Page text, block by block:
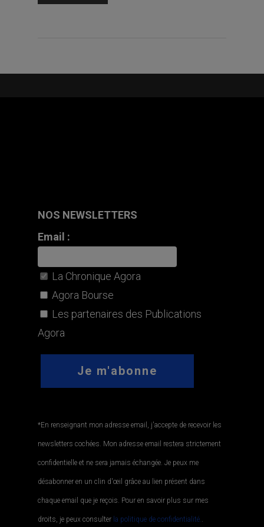
NOS NEWSLETTERS
Email :
La Chronique Agora
Agora Bourse
Les partenaires des Publications
Agora
*En renseignant mon adresse email, j'accepte de recevoir les
newsletters cochées. Mon adresse email restera strictement
confidentielle et ne sera jamais échangée. Je peux me
désabonner en un clin d'œil grâce au lien présent dans
chaque email que je reçois. Pour en savoir plus sur mes
droits, je peux consulter la politique de confidentialité..